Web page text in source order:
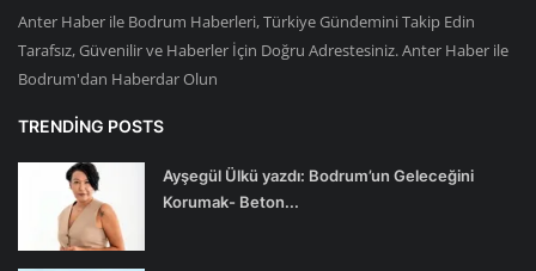
Anter Haber ile Bodrum Haberleri, Türkiye Gündemini Takip Edin
Tarafsız, Güvenilir ve Haberler İçin Doğru Adrestesiniz. Anter Haber ile
Bodrum'dan Haberdar Olun
TRENDING POSTS
Ayşegül Ülkü yazdı: Bodrum’un Geleceğini
Korumak- Beton...